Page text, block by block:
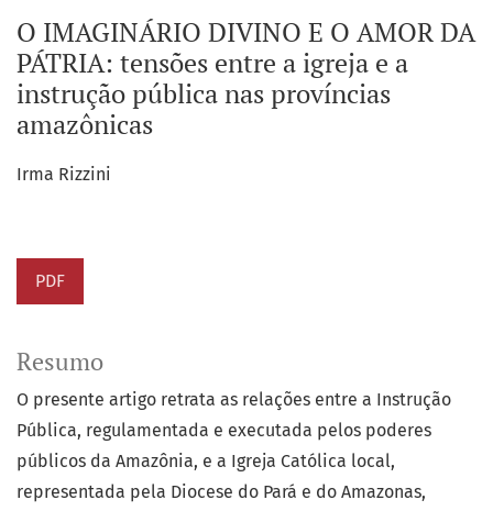
O IMAGINÁRIO DIVINO E O AMOR DA
PÁTRIA: tensões entre a igreja e a
instrução pública nas províncias
amazônicas
Irma Rizzini
PDF
Resumo
O presente artigo retrata as relações entre a Instrução
Pública, regulamentada e executada pelos poderes
públicos da Amazônia, e a Igreja Católica local,
representada pela Diocese do Pará e do Amazonas,